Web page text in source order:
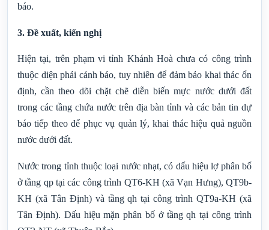
báo.
3. Đề xuất, kiến nghị
Hiện tại, trên phạm vi tỉnh Khánh Hoà chưa có công trình
thuộc diện phải cảnh báo, tuy nhiên để đảm bảo khai thác ổn
định, cần theo dõi chặt chẽ diễn biến mực nước dưới đất
trong các tầng chứa nước trên địa bàn tỉnh và các bản tin dự
báo tiếp theo để phục vụ quản lý, khai thác hiệu quả nguồn
nước dưới đất.
Nước trong tỉnh thuộc loại nước nhạt, có dấu hiệu lợ phân bố
ở tầng qp tại các công trình QT6-KH (xã Vạn Hưng), QT9b-
KH (xã Tân Định) và tầng qh tại công trình QT9a-KH (xã
Tân Định). Dấu hiệu mặn phân bố ở tầng qh tại công trình